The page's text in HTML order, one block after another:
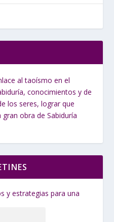
al taoísmo en el
conocimientos y de
los seres, lograr que
obra de Sabiduría
y estrategias para una